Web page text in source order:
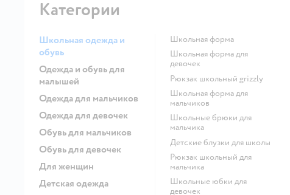
Категории
Школьная одежда и
обувь
Одежда и обувь для
малышей
Одежда для мальчиков
Одежда для девочек
Обувь для мальчиков
Обувь для девочек
Для женщин
Детская одежда
Школьная форма
Школьная форма для
девочек
Рюкзак школьный grizzly
Школьная форма для
мальчиков
Школьные брюки для
мальчика
Детские блузки для школы
Рюкзак школьный для
мальчика
Школьные юбки для
девочек